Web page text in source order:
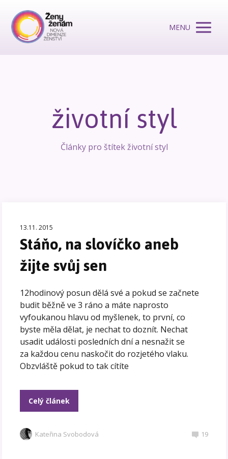
MENU
životní styl
Články pro štítek životní styl
13.11. 2015
Stáňo, na slovíčko aneb
žijte svůj sen
12hodinový posun dělá své a pokud se začnete
budit běžně ve 3 ráno a máte naprosto
vyfoukanou hlavu od myšlenek, to první, co
byste měla dělat, je nechat to doznít. Nechat
usadit události posledních dní a nesnažit se
za každou cenu naskočit do rozjetého vlaku.
Obzvláště pokud to tak cítíte
Celý článek
Kateřina Svobodová 19